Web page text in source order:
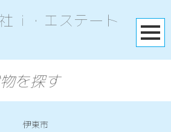
i ・エステート
を探す
伊東市